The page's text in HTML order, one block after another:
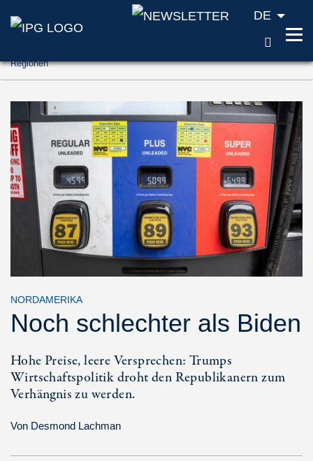
Zum Inhalt springen (Accesskey '1')
Zur Suche springen (Accesskey '2')
Zur Navigation springen (Accesskey '3')
DE
Regionen
NORDAMERIKA
Noch schlechter als Biden
Hohe Preise, leere Versprechen: Trumps
Wirtschaftspolitik droht den Republikanern zum
Verhängnis zu werden.
Von Desmond Lachman